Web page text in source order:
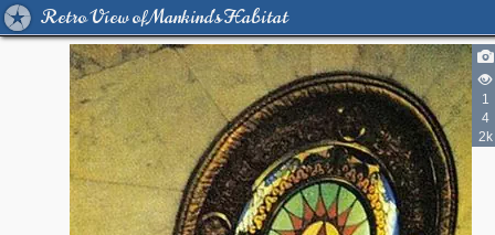
Retro View of Mankind's Habitat
1
4
2k